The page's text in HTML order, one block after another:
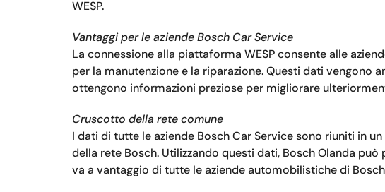
WESP.
Vantaggi per le aziende Bosch Car Service
La connessione alla piattaforma WESP consente alle
per la manutenzione e la riparazione. Questi dati
ottengono informazioni preziose per migliorare
Cruscotto della rete comune
I dati di tutte le aziende Bosch Car Service sono riuniti in
della rete Bosch. Utilizzando questi dati, Bosch Olanda
va a vantaggio di tutte le aziende automobilistiche di